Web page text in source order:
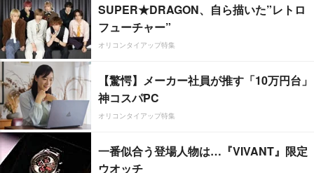
SUPER★DRAGON、自ら描いた”レトロ
フューチャー”
オリコンタイアップ特集
【驚愕】メーカー社員が推す「10万円台」
神コスパPC
オリコンタイアップ特集
一番似合う登場人物は…『VIVANT』限定
ウオッチ